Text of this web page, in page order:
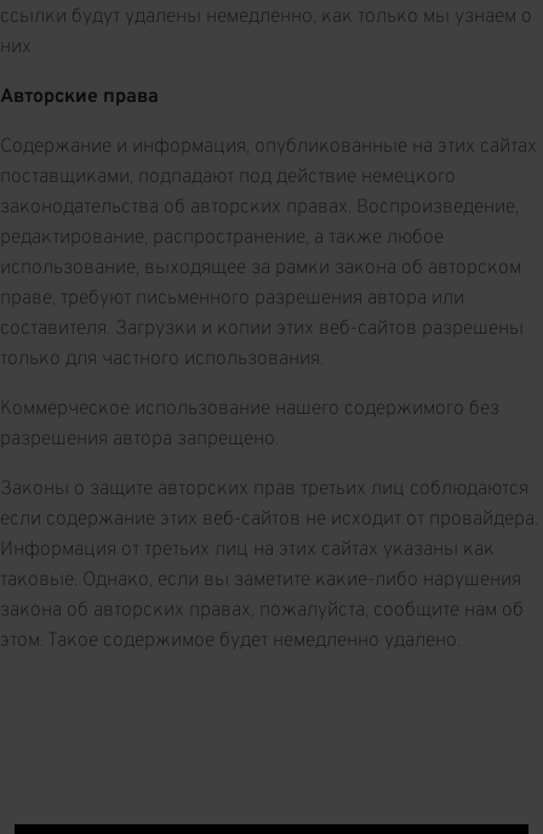
ссылки будут удалены немедленно, как только мы узнаем о
них
Авторские права
Содержание и информация, опубликованные на этих сайтах
поставщиками, подпадают под действие немецкого
законодательства об авторских правах. Воспроизведение,
редактирование, распространение, а также любое
использование, выходящее за рамки закона об авторском
праве, требуют письменного разрешения автора или
составителя. Загрузки и копии этих веб-сайтов разрешены
только для частного использования.
Коммерческое использование нашего содержимого без
разрешения автора запрещено.
Законы о защите авторских прав третьих лиц соблюдаются
если содержание этих веб-сайтов не исходит от провайдера.
Информация от третьих лиц на этих сайтах указаны как
таковые. Однако, если вы заметите какие-либо нарушения
закона об авторских правах, пожалуйста, сообщите нам об
этом. Такое содержимое будет немедленно удалено.